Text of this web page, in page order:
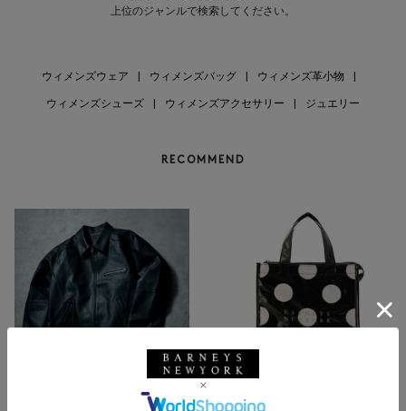
上位のジャンルで検索してください。
ウィメンズウェア ウィメンズバッグ ウィメンズ革小物
ウィメンズシューズ ウィメンズアクセサリー ジュエリー
RECOMMEND
NEW